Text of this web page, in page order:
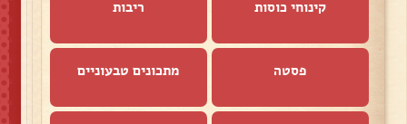
קינוחי כוסות ריבות
פסטה מתכונים טבעוניים